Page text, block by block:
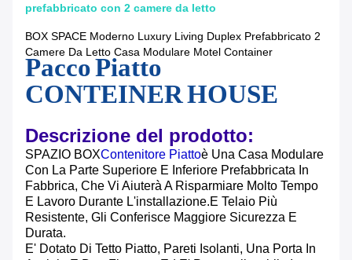
prefabbricato con 2 camere da letto
BOX SPACE Moderno Luxury Living Duplex Prefabbricato 2
Camere Da Letto Casa Modulare Motel Container
Pacco Piatto
CONTEINER HOUSE
Descrizione del prodotto:
SPAZIO BOXContenitore PiattoÈ Una Casa Modulare
Con La Parte Superiore E Inferiore Prefabbricata In
Fabbrica, Che Vi Aiuterà A Risparmiare Molto Tempo
E Lavoro Durante L'installazione.e Telaio Più
Resistente, Gli Conferisce Maggiore Sicurezza E
Durata.
E' Dotato Di Tetto Piatto, Pareti Isolanti, Una Porta In